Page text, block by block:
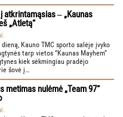
atkrintamąsias ‒ „Kaunas
„Atletą“
Kauno TMC sporto salėje įvyko
tarp vietos “Kaunas Mayhem”
kiek sėkmingiau pradėjo
šovė į…
metimas nulėmė „Team 97“